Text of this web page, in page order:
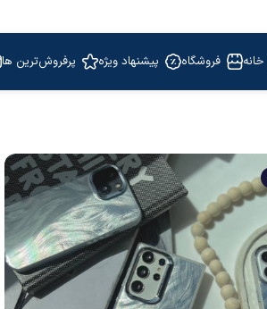
خانه فروشگاه پیشنهاد ویژه پرفروش‌ترین ها